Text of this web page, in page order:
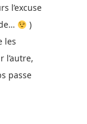
l’excuse
)
les
l’autre,
passe